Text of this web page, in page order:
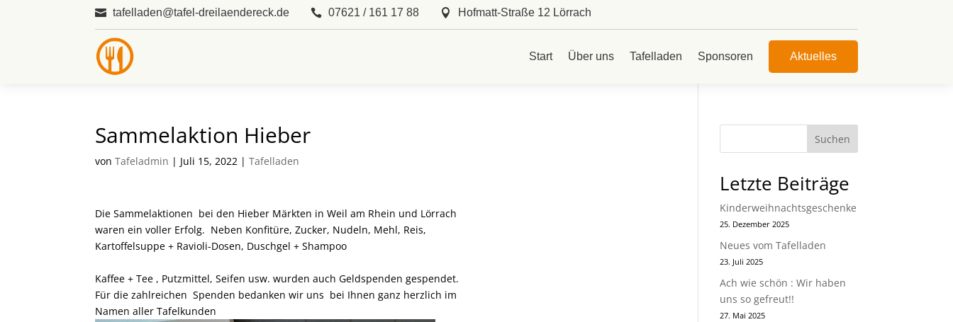
 tafelladen@tafel-dreilaendereck.de  07621 / 161 17 88  Hofmatt-Straße 12 Lörrach
Start Über uns Tafelladen Sponsoren Aktuelles
Sammelaktion Hieber
vonTafeladmin | Juli 15, 2022 |Tafelladen
Die Sammelaktionen bei den Hieber Märkten in Weil am Rhein und Lörrach
waren ein voller Erfolg. Neben Konfitüre, Zucker, Nudeln, Mehl, Reis,
Kartoffelsuppe + Ravioli-Dosen, Duschgel + Shampoo
Kaffee + Tee , Putzmittel, Seifen usw. wurden auch Geldspenden gespendet.
Für die zahlreichen Spenden bedanken wir uns bei Ihnen ganz herzlich im
Namen aller Tafelkunden
Suchen
Letzte Beiträge
Kinderweihnachtsgeschenke
25. Dezember 2025
Neues vom Tafelladen
23. Juli 2025
Ach wie schön : Wir haben
uns so gefreut!!
27. Mai 2025